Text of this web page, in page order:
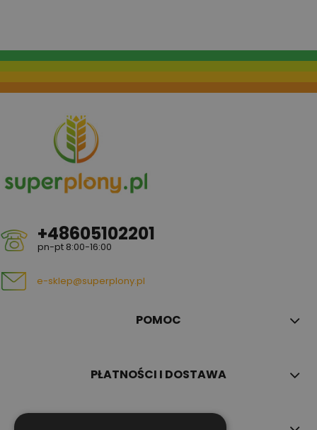
+48605102201
pn-pt 8:00-16:00
e-sklep@superplony.pl
POMOC
PŁATNOŚCI I DOSTAWA